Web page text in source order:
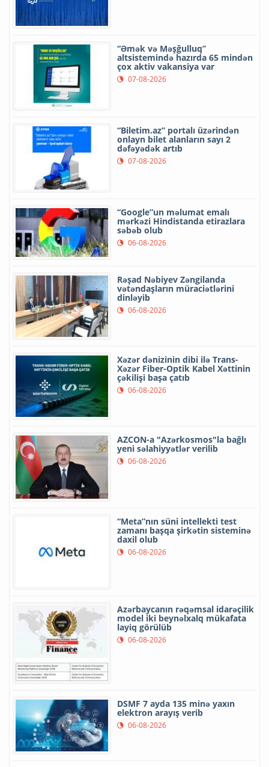
“Əmək və Məşğulluq”
altsistemində hazırda 65 mindən
çox aktiv vakansiya var
07-08-2026
“Biletim.az” portalı üzərindən
onlayn bilet alanların sayı 2
dəfəyədək artıb
07-08-2026
“Google”un məlumat emalı
mərkəzi Hindistanda etirazlara
səbəb olub
06-08-2026
Rəşad Nəbiyev Zəngilanda
vətəndaşların müraciətlərini
dinləyib
06-08-2026
Xəzər dənizinin dibi ilə Trans-
Xəzər Fiber-Optik Kabel Xəttinin
çəkilişi başa çatıb
06-08-2026
AZCON-a "Azərkosmos"la bağlı
yeni səlahiyyətlər verilib
06-08-2026
“Meta”nın süni intellekti test
zamanı başqa şirkətin sisteminə
daxil olub
06-08-2026
Azərbaycanın rəqəmsal idarəçilik
model iki beynəlxalq mükafata
layiq görülüb
06-08-2026
DSMF 7 ayda 135 minə yaxın
elektron arayış verib
06-08-2026